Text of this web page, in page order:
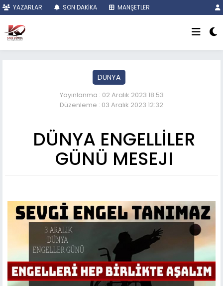
YAZARLAR SON DAKİKA MANŞETLER
DÜNYA
Yayınlanma : 02 Aralık 2023 18:53
Düzenleme : 03 Aralık 2023 12:32
DÜNYA ENGELLİLER
GÜNÜ MESEJI